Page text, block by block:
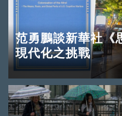
范勇鵬談新華社《
現代化之挑戰